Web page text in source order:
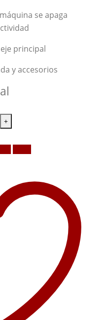
se apaga
principal
y accesorios
+